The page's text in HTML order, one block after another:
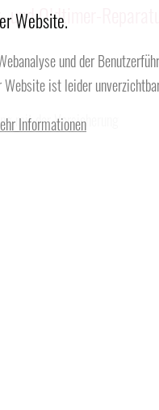
Website.
und der
ist leider
Informationen
Oldtimer-Reparatur
mit der Versicherung